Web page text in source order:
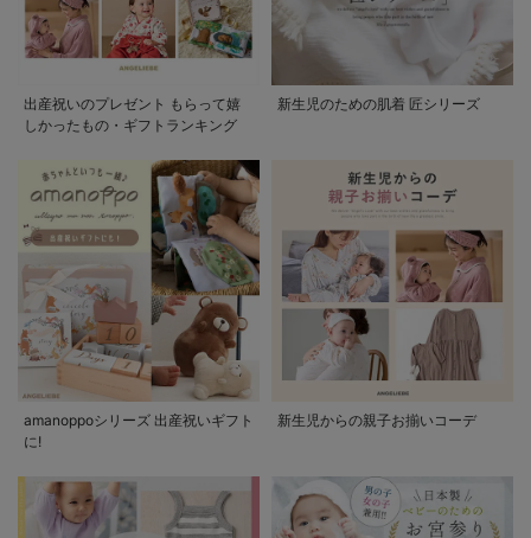
出産祝いのプレゼント もらって嬉
しかったもの・ギフトランキング
新生児のための肌着 匠シリーズ
amanoppoシリーズ 出産祝いギフト
に!
新生児からの親子お揃いコーデ